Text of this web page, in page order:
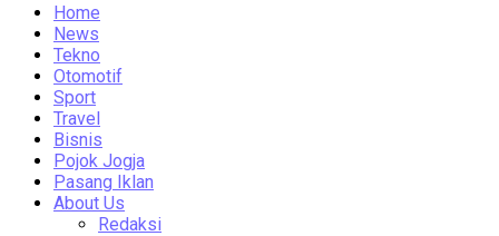
Home
News
Tekno
Otomotif
Sport
Travel
Bisnis
Pojok Jogja
Pasang Iklan
About Us
Redaksi